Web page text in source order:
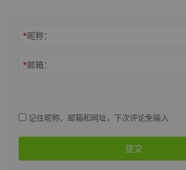
*昵称：
*邮箱：
记住昵称、邮箱和网址，下次评论免输入
提交